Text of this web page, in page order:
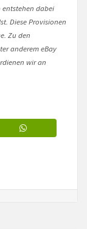
entstehen dabei
Diese Provisionen
Zu den
anderem eBay
wir an